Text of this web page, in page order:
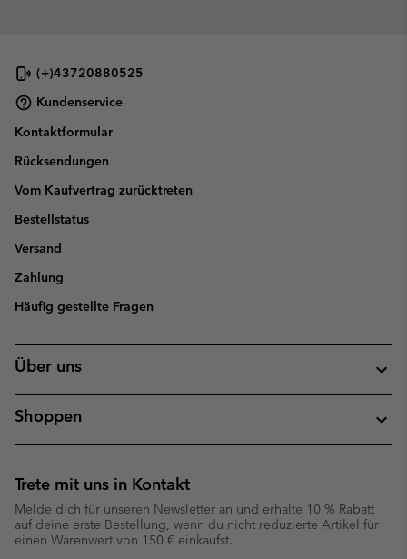
(+)43720880525
Kundenservice
Kontaktformular
Rücksendungen
Vom Kaufvertrag zurücktreten
Bestellstatus
Versand
Zahlung
Häufig gestellte Fragen
Über uns
Shoppen
Trete mit uns in Kontakt
Melde dich für unseren Newsletter an und erhalte 10 % Rabatt
auf deine erste Bestellung, wenn du nicht reduzierte Artikel für
einen Warenwert von 150 € einkaufst.